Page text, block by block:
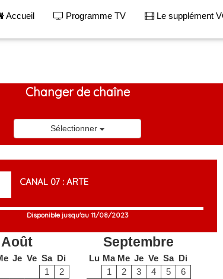
Accueil Programme TV Le supplément
Changer de chaîne
Sélectionner
CANAL 07 : ARTE
Disponible jusqu'au 11/08/2023
Août
Je Ve Sa Di
1
2
Septembre
Lu Ma Me Je Ve Sa Di
1
2 3 4 5
6